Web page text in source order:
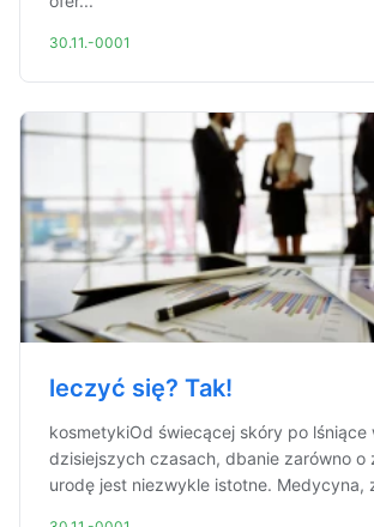
30.11.-0001
leczyć się? Tak!
kosmetykiOd świecącej skóry po lśniące
dzisiejszych czasach, dbanie zarówno o
urodę jest niezwykle istotne. Medycyna,